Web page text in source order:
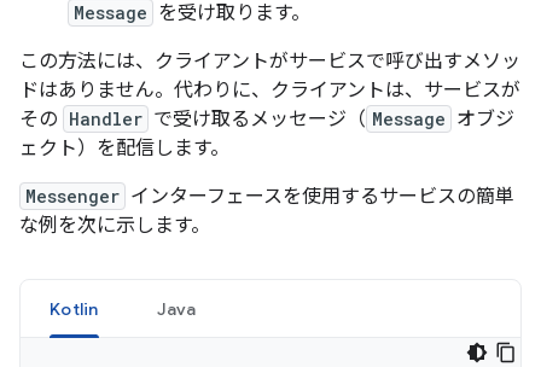
Message を受け取ります。
この方法には、クライアントがサービスで呼び出すメソッ
ドはありません。 代わりに、クライアントは、サービスが
その Handler で受け取る メッセージ（ Message オブジ
ェクト）を配信します。
Messenger インターフェースを使用するサービスの簡単
な例を次に示します。
Kotlin Java